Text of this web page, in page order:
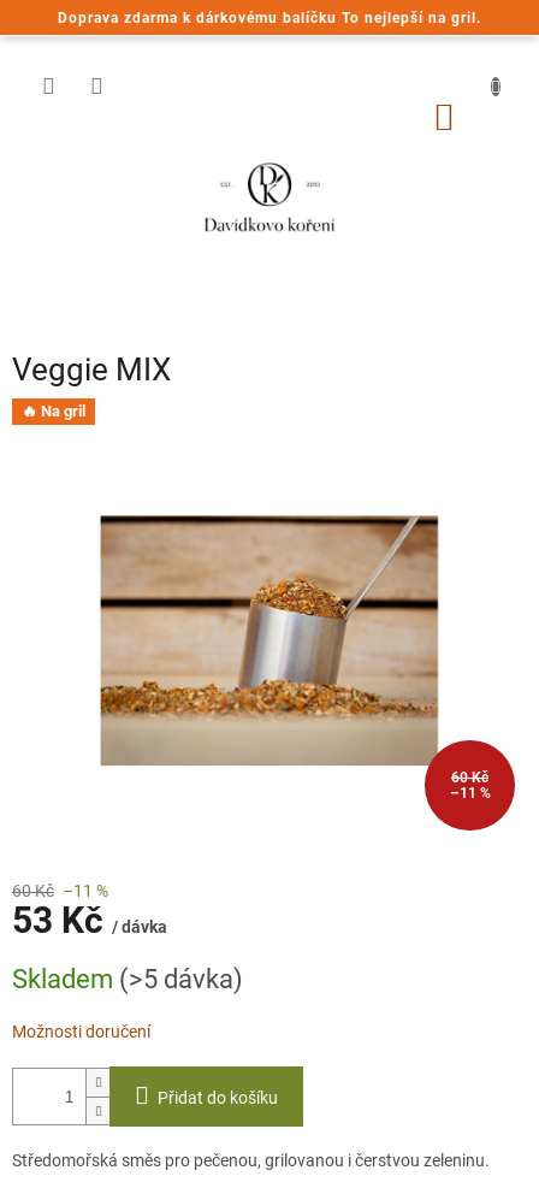
Doprava zdarma k dárkovému balíčku To nejlepší na gril.
na
Veggie MIX
🔥 Na gril
60 Kč
–11 %
60 Kč –11 %
53 Kč / dávka
cena:
Skladem (>5 dávka)
Možnosti doručení
Přidat do košíku
Středomořská směs pro pečenou, grilovanou i čerstvou zeleninu.